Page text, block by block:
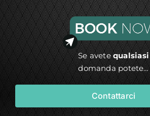
Se avetequalsiasi
domanda potete…
Contattarci